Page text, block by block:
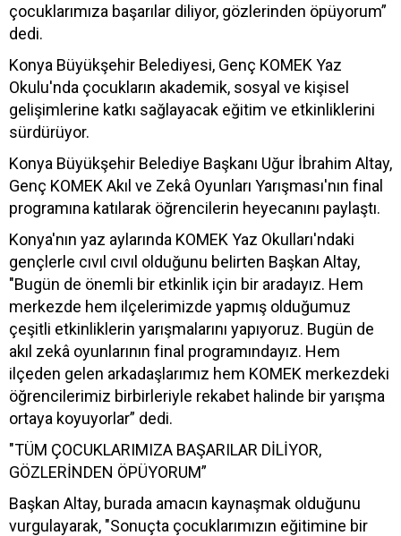
çocuklarımıza başarılar diliyor, gözlerinden öpüyorum”
dedi.
Konya Büyükşehir Belediyesi, Genç KOMEK Yaz
Okulu'nda çocukların akademik, sosyal ve kişisel
gelişimlerine katkı sağlayacak eğitim ve etkinliklerini
sürdürüyor.
Konya Büyükşehir Belediye Başkanı Uğur İbrahim Altay,
Genç KOMEK Akıl ve Zekâ Oyunları Yarışması'nın final
programına katılarak öğrencilerin heyecanını paylaştı.
Konya'nın yaz aylarında KOMEK Yaz Okulları'ndaki
gençlerle cıvıl cıvıl olduğunu belirten Başkan Altay,
"Bugün de önemli bir etkinlik için bir aradayız. Hem
merkezde hem ilçelerimizde yapmış olduğumuz
çeşitli etkinliklerin yarışmalarını yapıyoruz. Bugün de
akıl zekâ oyunlarının final programındayız. Hem
ilçeden gelen arkadaşlarımız hem KOMEK merkezdeki
öğrencilerimiz birbirleriyle rekabet halinde bir yarışma
ortaya koyuyorlar” dedi.
"TÜM ÇOCUKLARIMIZA BAŞARILAR DİLİYOR,
GÖZLERİNDEN ÖPÜYORUM”
Başkan Altay, burada amacın kaynaşmak olduğunu
vurgulayarak, "Sonuçta çocuklarımızın eğitimine bir